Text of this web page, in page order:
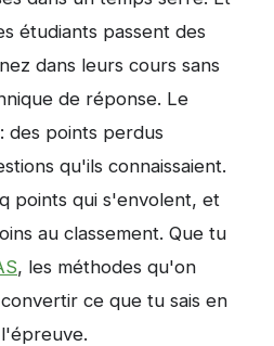
étudiants passent des
dans leurs cours sans
de réponse. Le
des points perdus
qu'ils connaissaient.
points qui s'envolent, et
au classement. Que tu
, les méthodes qu'on
ce que tu sais en